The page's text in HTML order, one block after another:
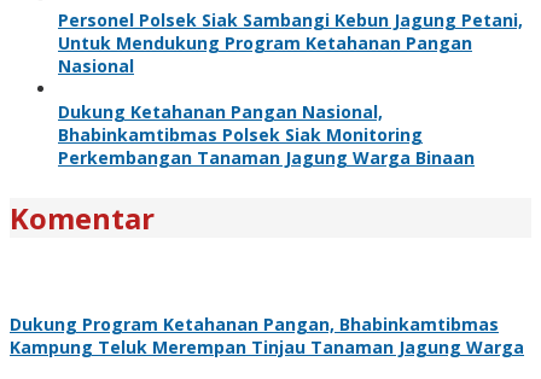
Personel Polsek Siak Sambangi Kebun Jagung Petani,
Untuk Mendukung Program Ketahanan Pangan
Nasional
Dukung Ketahanan Pangan Nasional,
Bhabinkamtibmas Polsek Siak Monitoring
Perkembangan Tanaman Jagung Warga Binaan
Komentar
Dukung Program Ketahanan Pangan, Bhabinkamtibmas
Kampung Teluk Merempan Tinjau Tanaman Jagung Warga